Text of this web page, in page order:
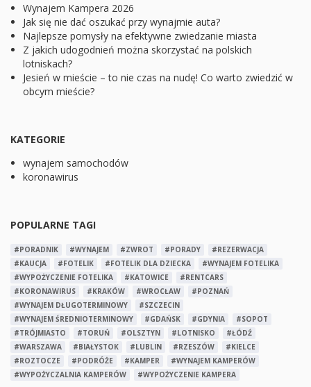
Wynajem Kampera 2026
Jak się nie dać oszukać przy wynajmie auta?
Najlepsze pomysły na efektywne zwiedzanie miasta
Z jakich udogodnień można skorzystać na polskich
lotniskach?
Jesień w mieście – to nie czas na nudę! Co warto zwiedzić w
obcym mieście?
KATEGORIE
wynajem samochodów
koronawirus
POPULARNE TAGI
#PORADNIK #WYNAJEM #ZWROT #PORADY
#REZERWACJA
#KAUCJA
#FOTELIK #FOTELIK DLA DZIECKA
#WYNAJEM FOTELIKA
#WYPOŻYCZENIE FOTELIKA
#KATOWICE
#RENTCARS
#KORONAWIRUS
#KRAKÓW #WROCŁAW
#POZNAŃ
#WYNAJEM DŁUGOTERMINOWY
#SZCZECIN
#WYNAJEM ŚREDNIOTERMINOWY
#GDAŃSK #GDYNIA
#SOPOT
#TRÓJMIASTO
#TORUŃ #OLSZTYN #LOTNISKO
#ŁÓDŹ
#WARSZAWA
#BIAŁYSTOK #LUBLIN #RZESZÓW
#KIELCE
#ROZTOCZE
#PODRÓŻE #KAMPER
#WYNAJEM KAMPERÓW
#WYPOŻYCZALNIA KAMPERÓW
#WYPOŻYCZENIE KAMPERA